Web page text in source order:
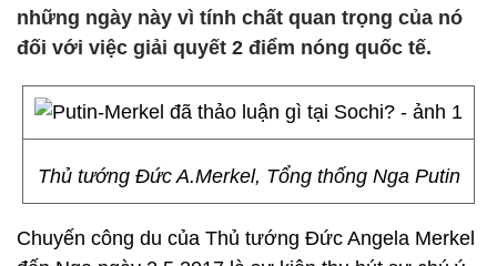
những ngày này vì tính chất quan trọng của nó
đối với việc giải quyết 2 điểm nóng quốc tế.
Thủ tướng Đức A.Merkel, Tổng thống Nga Putin
Chuyến công du của Thủ tướng Đức Angela Merkel